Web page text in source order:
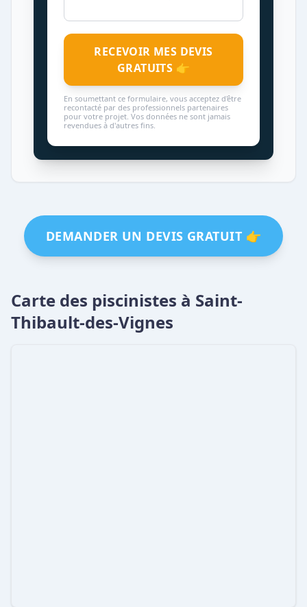
RECEVOIR MES DEVIS
GRATUITS 👉
En soumettant ce formulaire, vous acceptez d'être
recontacté par des professionnels partenaires
pour votre projet. Vos données ne sont jamais
revendues à d'autres fins.
DEMANDER UN DEVIS GRATUIT 👉
Carte des piscinistes à Saint-
Thibault-des-Vignes